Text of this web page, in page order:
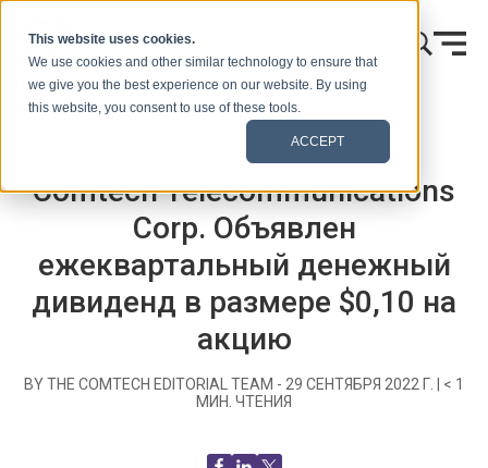
This website uses cookies.
We use cookies and other similar technology to ensure that
we give you the best experience on our website. By using
this website, you consent to use of these tools.
ACCEPT
Пресс-релизы
Comtech Telecommunications
Corp. Объявлен
ежеквартальный денежный
дивиденд в размере $0,10 на
акцию
BY THE COMTECH EDITORIAL TEAM - 29 СЕНТЯБРЯ 2022 Г.
< 1
МИН. ЧТЕНИЯ